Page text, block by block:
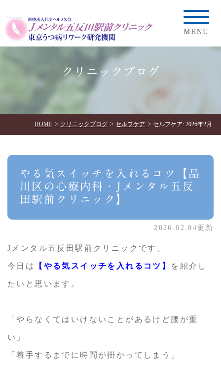
クリニックブログ
HOME クリニックブログ セルフケア セルフケア: 2026年2月
やる気スイッチを入れるコツ【品
川区の心療内科・Jメンタル五反
田駅前クリニック】
2026.02.04更新
Jメンタル五反田駅前クリニックです。
今日は 【やる気スイッチを入れるコツ】 を紹介し
たいと思います。
「やらなくてはいけないことがあるけど腰が重
い」
「着手するまでに時間が掛かってしまう」